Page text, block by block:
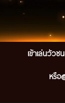
เข้าเล่นวัว
หรือ